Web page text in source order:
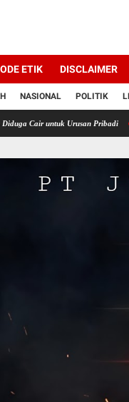
ETIK DISCLAIMER
NASIONAL POLITIK
Urusan Pribadi MERIAH!